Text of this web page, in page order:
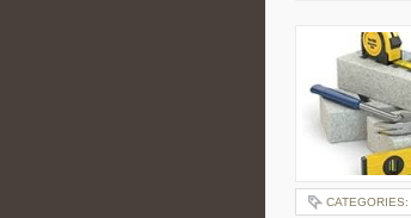
CATEGORIES: